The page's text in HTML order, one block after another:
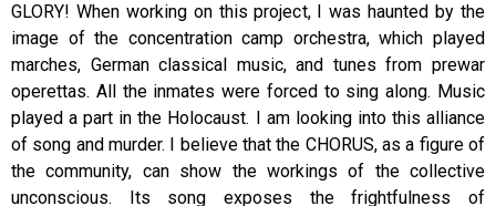
GLORY! When working on this project, I was haunted by the
image of the concentration camp orchestra, which played
marches, German classical music, and tunes from prewar
operettas. All the inmates were forced to sing along. Music
played a part in the Holocaust. I am looking into this alliance
of song and murder. I believe that the CHORUS, as a figure of
the community, can show the workings of the collective
unconscious. Its song exposes the frightfulness of